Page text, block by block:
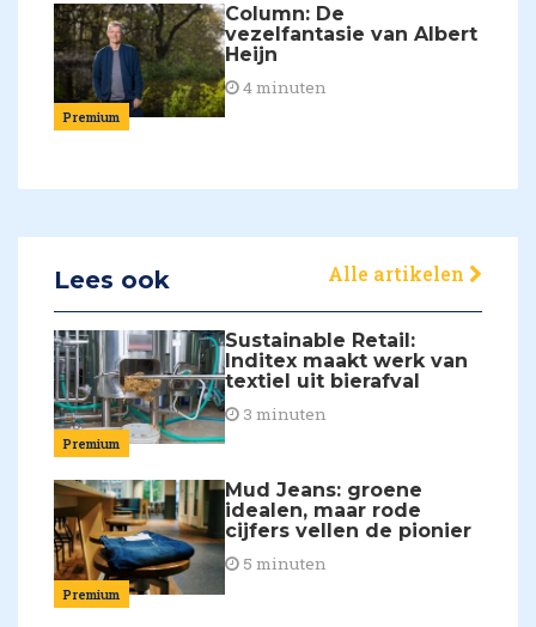
Premium
Column: De
vezelfantasie van Albert
Heijn
4 minuten
Lees ook Alle artikelen
Premium
Sustainable Retail:
Inditex maakt werk van
textiel uit bierafval
3 minuten
Premium
Mud Jeans: groene
idealen, maar rode
cijfers vellen de pionier
5 minuten